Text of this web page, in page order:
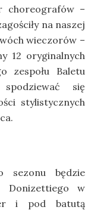
choreografów –
na naszej
wieczorów –
12 oryginalnych
zespołu Baletu
się
stylistycznych
sezonu będzie
Donizettiego w
i pod batutą